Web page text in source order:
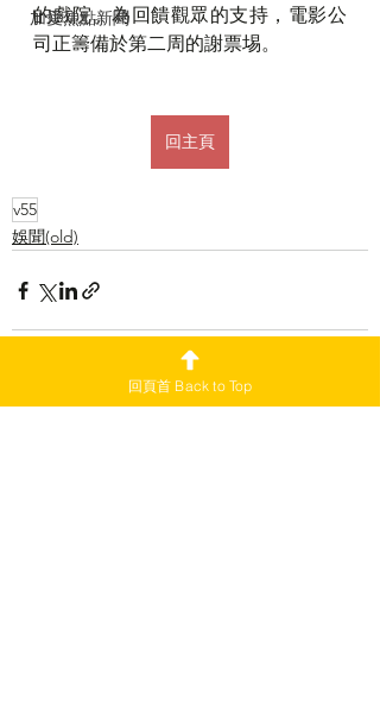
加愛焦點新聞
的戲院。為回饋觀眾的支持，電影公
司正籌備於第二周的謝票埸。
回主頁
v55
娛聞(old)
回頁首 Back to Top